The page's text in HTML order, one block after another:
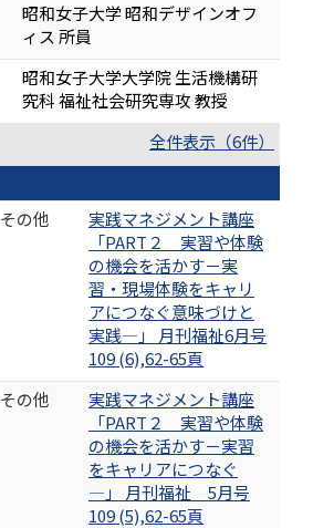
昭和女子大学 昭和デザインオフ
ィス 所員
昭和女子大学大学院 生活機構研
究科 福祉社会研究専攻 教授
全件表示（6件）
その他
実践マネジメント講座
「PART２ 実習や体験
の機会を活かす－実
習・現場体験をキャリ
アにつなぐ意味づけと
実践―」 月刊福祉6月号
109 (6),62-65頁
その他
実践マネジメント講座
「PART２ 実習や体験
の機会を活かす－実習
をキャリアにつなぐ
―」 月刊福祉 5月号
109 (5),62-65頁